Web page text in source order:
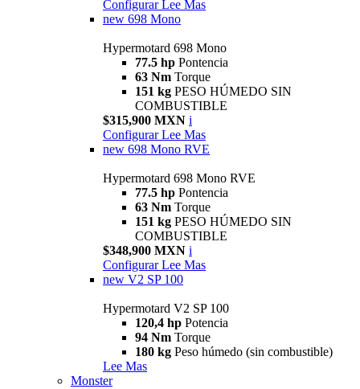
Configurar Lee Mas
new 698 Mono
Hypermotard 698 Mono
77.5 hp Pontencia
63 Nm Torque
151 kg PESO HÚMEDO SIN
COMBUSTIBLE
$315,900 MXN i
Configurar Lee Mas
new 698 Mono RVE
Hypermotard 698 Mono RVE
77.5 hp Pontencia
63 Nm Torque
151 kg PESO HÚMEDO SIN
COMBUSTIBLE
$348,900 MXN i
Configurar Lee Mas
new V2 SP 100
Hypermotard V2 SP 100
120,4 hp Potencia
94 Nm Torque
180 kg Peso húmedo (sin combustible)
Lee Mas
Monster